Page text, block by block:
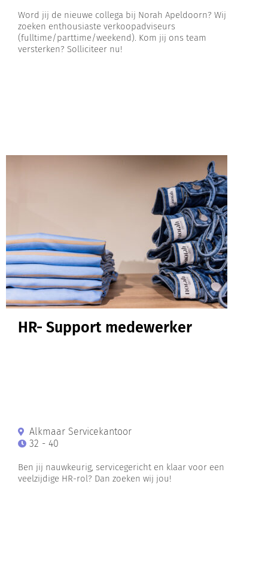
Word jij de nieuwe collega bij Norah Apeldoorn? Wij
zoeken enthousiaste verkoopadviseurs
(fulltime/parttime/weekend). Kom jij ons team
versterken? Solliciteer nu!
HR- Support medewerker
Alkmaar Servicekantoor
32 - 40
Ben jij nauwkeurig, servicegericht en klaar voor een
veelzijdige HR-rol? Dan zoeken wij jou!